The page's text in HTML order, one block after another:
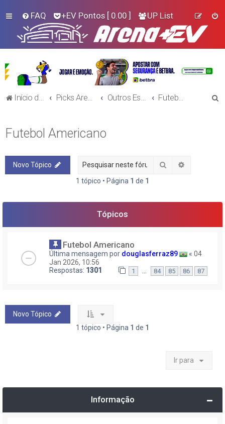
FAQ +EV Pontos [ 0.00 ] UP List
Início do Fórum!
Futebol Americano
Novo Tópico Pesquisar
1 tópico • Página 1 de 1
Tópicos
Futebol Americano
Última mensagem por douglasferraz89 « 04
Jan 2026, 10:56
Respostas: 1301 1 84 85 86 87
Novo Tópico
1 tópico • Página 1 de 1
Ir para
Informação